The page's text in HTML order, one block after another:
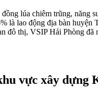
lúa chiêm trũng, năng
là lao động địa bàn
đô thị, VSIP Hải Phòng
vực xây